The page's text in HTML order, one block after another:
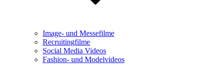
Image- und Messefilme
Recruitingfilme
Social Media Videos
Fashion- und Modelvideos